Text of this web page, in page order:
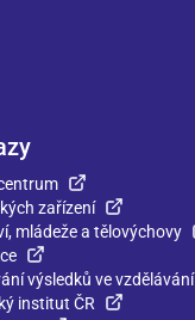
zařízení
mládeže a tělovýchovy
výsledků ve vzdělávání
institut ČR